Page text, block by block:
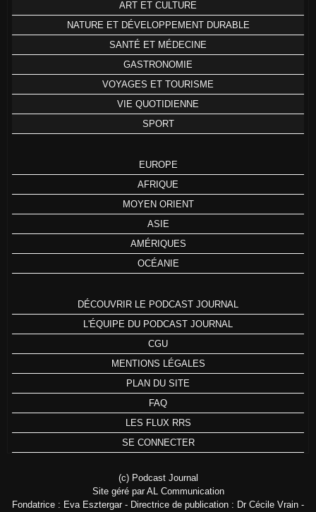
ART ET CULTURE
NATURE ET DÉVELOPPEMENT DURABLE
SANTÉ ET MÉDECINE
GASTRONOMIE
VOYAGES ET TOURISME
VIE QUOTIDIENNE
SPORT
EUROPE
AFRIQUE
MOYEN ORIENT
ASIE
AMÉRIQUES
OCÉANIE
DÉCOUVRIR LE PODCAST JOURNAL
L'ÉQUIPE DU PODCAST JOURNAL
CGU
MENTIONS LÉGALES
PLAN DU SITE
FAQ
LES FLUX RRS
SE CONNECTER
(c) Podcast Journal
Site géré par AL Communication
Fondatrice : Eva Esztergar - Directrice de publication : Dr Cécile Vrain -